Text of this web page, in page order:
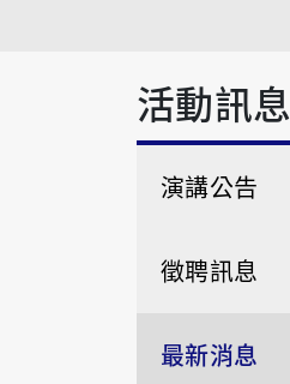
活動訊息
演講公告
徵聘訊息
最新消息